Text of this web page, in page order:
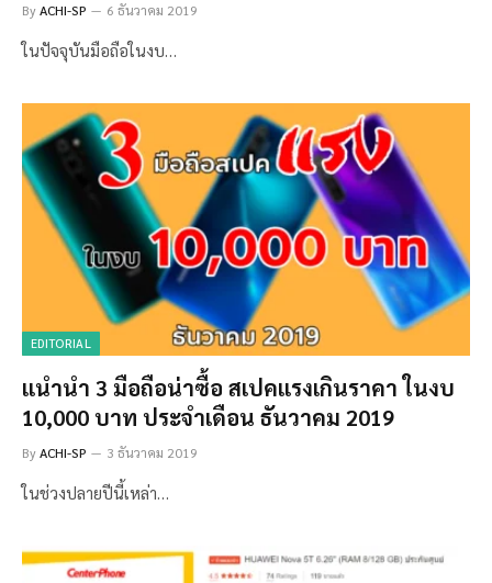
ByACHI-SP 6 ธันวาคม 2019
ในปัจจุบันมือถือในงบ…
EDITORIAL
แนำนำ 3 มือถือน่าซื้อ สเปคแรงเกินราคา ในงบ
10,000 บาท ประจำเดือน ธันวาคม 2019
ByACHI-SP 3 ธันวาคม 2019
ในช่วงปลายปีนี้เหล่า…